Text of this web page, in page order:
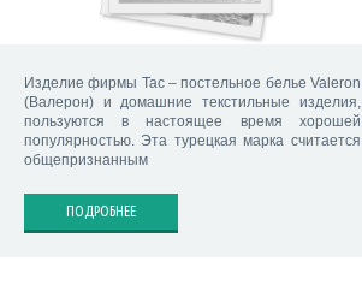
Изделие фирмы Tac – постельное белье Valeron
(Валерон) и домашние текстильные изделия,
пользуются в настоящее время хорошей
популярностью. Эта турецкая марка считается
общепризнанным
ПОДРОБНЕЕ